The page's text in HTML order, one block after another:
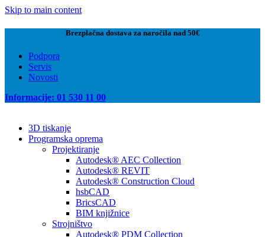
Skip to main content
Brezplačna dostava za naročila nad 50€
Podpora
Servis
Novosti
Informacije: 01 530 11 00
3D tiskanje
Programska oprema
Projektiranje
Autodesk® AEC Collection
Autodesk® REVIT
Autodesk® Construction Cloud
hsbCAD
BricsCAD
BIM knjižnice
Strojništvo
Autodesk® PDM Collection